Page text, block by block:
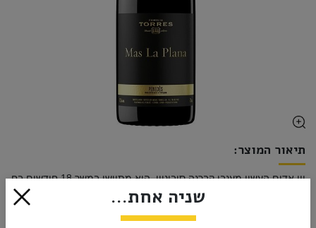
תיאור המוצר:
יין אדום העשוי מענבי קברנה סוביניון. הוא מתיישן במשך 18 חודשים בחביות עץ אלון צרפתי.
שניה אחת...